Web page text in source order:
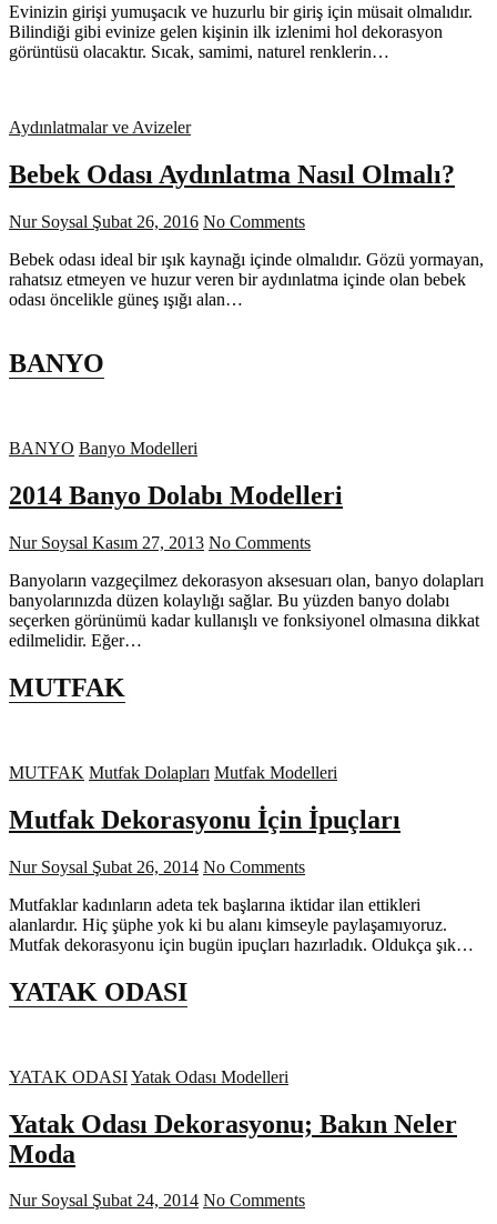
Evinizin girişi yumuşacık ve huzurlu bir giriş için müsait olmalıdır.
Bilindiği gibi evinize gelen kişinin ilk izlenimi hol dekorasyon
görüntüsü olacaktır. Sıcak, samimi, naturel renklerin…
Aydınlatmalar ve Avizeler
Bebek Odası Aydınlatma Nasıl Olmalı?
Nur Soysal Şubat 26, 2016 No Comments
Bebek odası ideal bir ışık kaynağı içinde olmalıdır. Gözü yormayan,
rahatsız etmeyen ve huzur veren bir aydınlatma içinde olan bebek
odası öncelikle güneş ışığı alan…
BANYO
BANYO Banyo Modelleri
2014 Banyo Dolabı Modelleri
Nur Soysal Kasım 27, 2013 No Comments
Banyoların vazgeçilmez dekorasyon aksesuarı olan, banyo dolapları
banyolarınızda düzen kolaylığı sağlar. Bu yüzden banyo dolabı
seçerken görünümü kadar kullanışlı ve fonksiyonel olmasına dikkat
edilmelidir. Eğer…
MUTFAK
MUTFAK Mutfak Dolapları Mutfak Modelleri
Mutfak Dekorasyonu İçin İpuçları
Nur Soysal Şubat 26, 2014 No Comments
Mutfaklar kadınların adeta tek başlarına iktidar ilan ettikleri
alanlardır. Hiç şüphe yok ki bu alanı kimseyle paylaşamıyoruz.
Mutfak dekorasyonu için bugün ipuçları hazırladık. Oldukça şık…
YATAK ODASI
YATAK ODASIYatak Odası Modelleri
Yatak Odası Dekorasyonu; Bakın Neler
Moda
Nur Soysal Şubat 24, 2014 No Comments